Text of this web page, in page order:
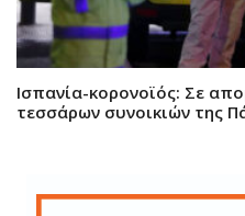
Ισπανία-κορονοϊός: Σε
τεσσάρων συνοικιών της